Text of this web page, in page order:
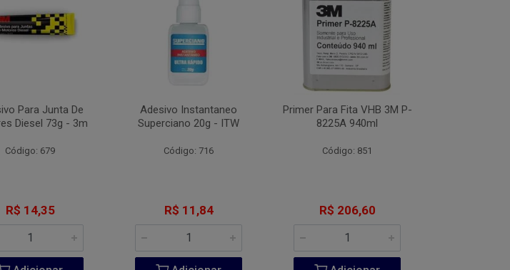
Para Junta De
Diesel 73g - 3m
Código: 679
R$ 14,35
Adesivo Instantaneo
Superciano 20g - ITW
Código: 716
R$ 11,84
Primer Para Fita VHB 3M P-
8225A 940ml
Código: 851
R$ 206,60